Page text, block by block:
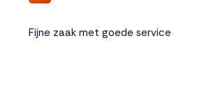
Fijne zaak met goede service